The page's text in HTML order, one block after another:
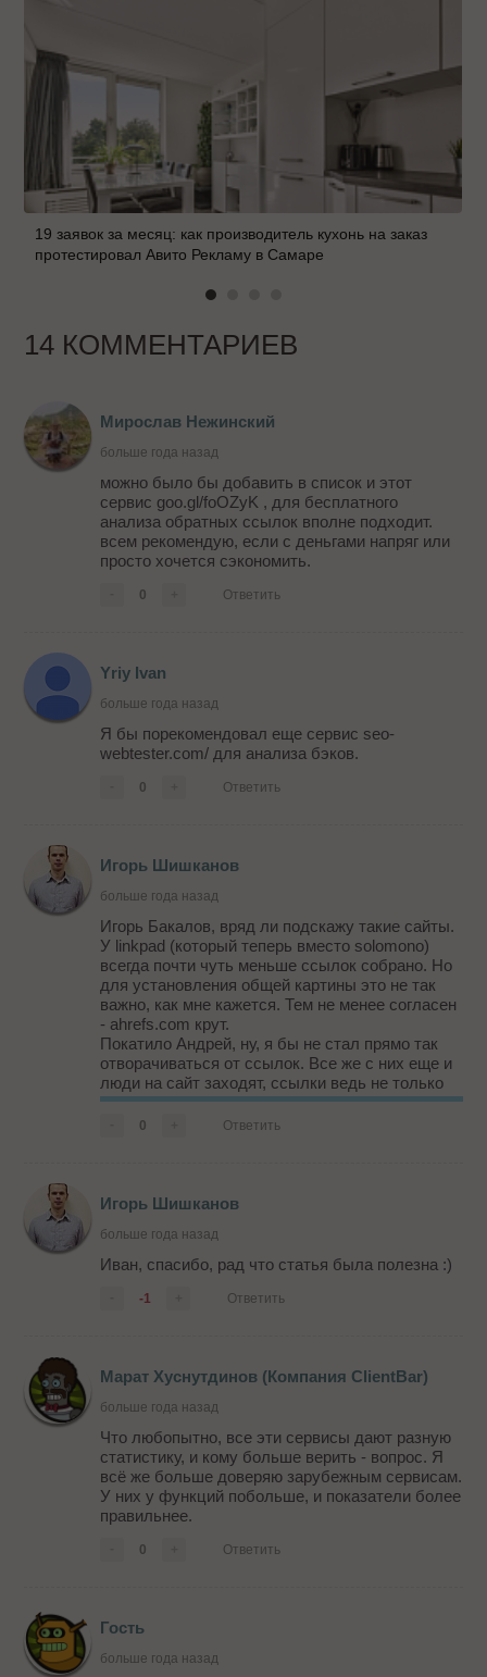
19 заявок за месяц: как производитель кухонь на заказ
протестировал Авито Рекламу в Самаре
14 КОММЕНТАРИЕВ
Мирослав Нежинский
больше года назад
можно было бы добавить в список и этот
сервис goo.gl/foOZyK , для бесплатного
анализа обратных ссылок вполне подходит.
всем рекомендую, если с деньгами напряг или
просто хочется сэкономить.
0 Ответить
Yriy Ivan
больше года назад
Я бы порекомендовал еще сервис seo-
webtester.com/ для анализа бэков.
0 Ответить
Игорь Шишканов
больше года назад
Игорь Бакалов, вряд ли подскажу такие сайты.
У linkpad (который теперь вместо solomono)
всегда почти чуть меньше ссылок собрано. Но
для установления общей картины это не так
важно, как мне кажется. Тем не менее согласен
- ahrefs.com крут.
Покатило Андрей, ну, я бы не стал прямо так
отворачиваться от ссылок. Все же с них еще и
люди на сайт заходят, ссылки ведь не только
для поисковых роботов.
Марат Хуснутдинов (Компания ClientBar),
0 Ответить
Игорь Шишканов
больше года назад
Иван, спасибо, рад что статья была полезна :)
-1 Ответить
Марат Хуснутдинов (Компания ClientBar)
больше года назад
Что любопытно, все эти сервисы дают разную
статистику, и кому больше верить - вопрос. Я
всё же больше доверяю зарубежным сервисам.
У них у функций побольше, и показатели более
правильнее.
0 Ответить
Гость
больше года назад